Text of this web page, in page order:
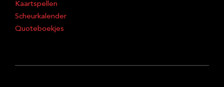
Kaartspellen
Scheurkalender
Quoteboekjes